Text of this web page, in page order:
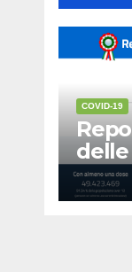
COVID-19
delle
23